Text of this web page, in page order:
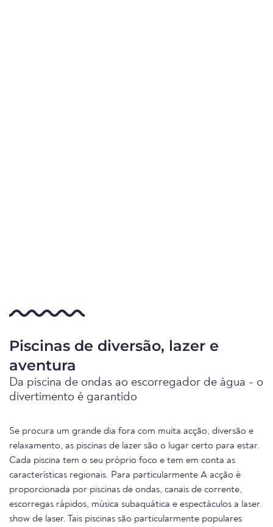
Piscinas de diversão, lazer e
aventura
Da piscina de ondas ao escorregador de água - o
divertimento é garantido
Se procura um grande dia fora com muita acção, diversão e
relaxamento, as piscinas de lazer são o lugar certo para estar.
Cada piscina tem o seu próprio foco e tem em conta as
características regionais. Para particularmente A acção é
proporcionada por piscinas de ondas, canais de corrente,
escorregas rápidos, música subaquática e espectáculos a laser.
show de laser. Tais piscinas são particularmente populares